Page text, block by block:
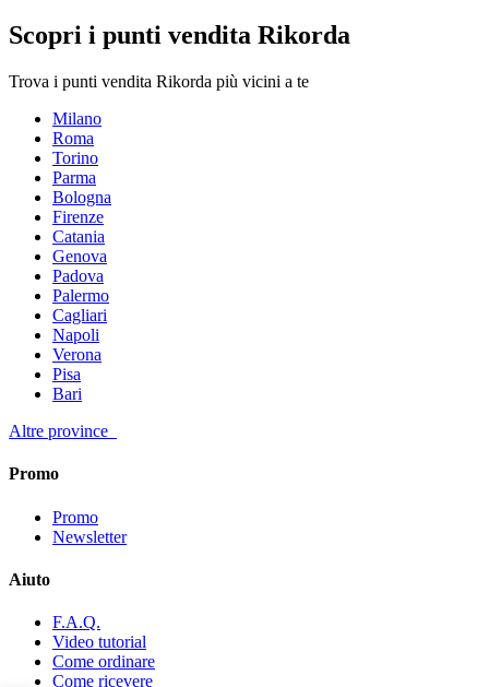
Scopri i punti vendita Rikorda
Trova i punti vendita Rikorda più vicini a te
Milano
Roma
Torino
Parma
Bologna
Firenze
Catania
Genova
Padova
Palermo
Cagliari
Napoli
Verona
Pisa
Bari
Altre province
Promo
Promo
Newsletter
Aiuto
F.A.Q.
Video tutorial
Come ordinare
Come ricevere